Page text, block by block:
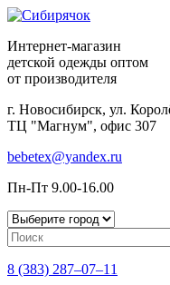
Интернет-магазин
детской одежды оптом
от производителя
г. Новосибирск, ул.
ТЦ "Магнум", офис 307
bebetex@yandex.ru
Пн-Пт 9.00-16.00
8 (383) 287–07–11